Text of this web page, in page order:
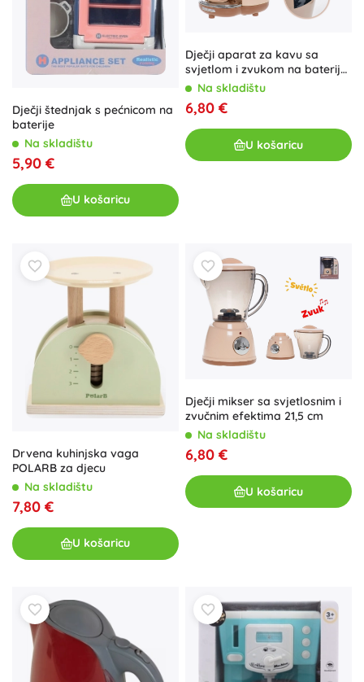
Dječji štednjak s pećnicom na
baterije
Na skladištu
5,90 €
U košaricu
Dječji aparat za kavu sa
svjetlom i zvukom na baterije
18,5 cm
Na skladištu
6,80 €
U košaricu
Drvena kuhinjska vaga
POLARB za djecu
Na skladištu
7,80 €
U košaricu
Dječji mikser sa svjetlosnim i
zvučnim efektima 21,5 cm
Na skladištu
6,80 €
U košaricu